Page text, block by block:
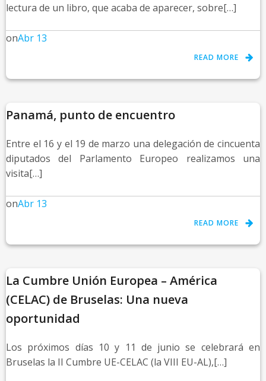
lectura de un libro, que acaba de aparecer, sobre[…]
onAbr 13
READ MORE
Panamá, punto de encuentro
Entre el 16 y el 19 de marzo una delegación de cincuenta
diputados del Parlamento Europeo realizamos una
visita[…]
onAbr 13
READ MORE
La Cumbre Unión Europea – América
(CELAC) de Bruselas: Una nueva
oportunidad
Los próximos días 10 y 11 de junio se celebrará en
Bruselas la II Cumbre UE-CELAC (la VIII EU-AL),[…]